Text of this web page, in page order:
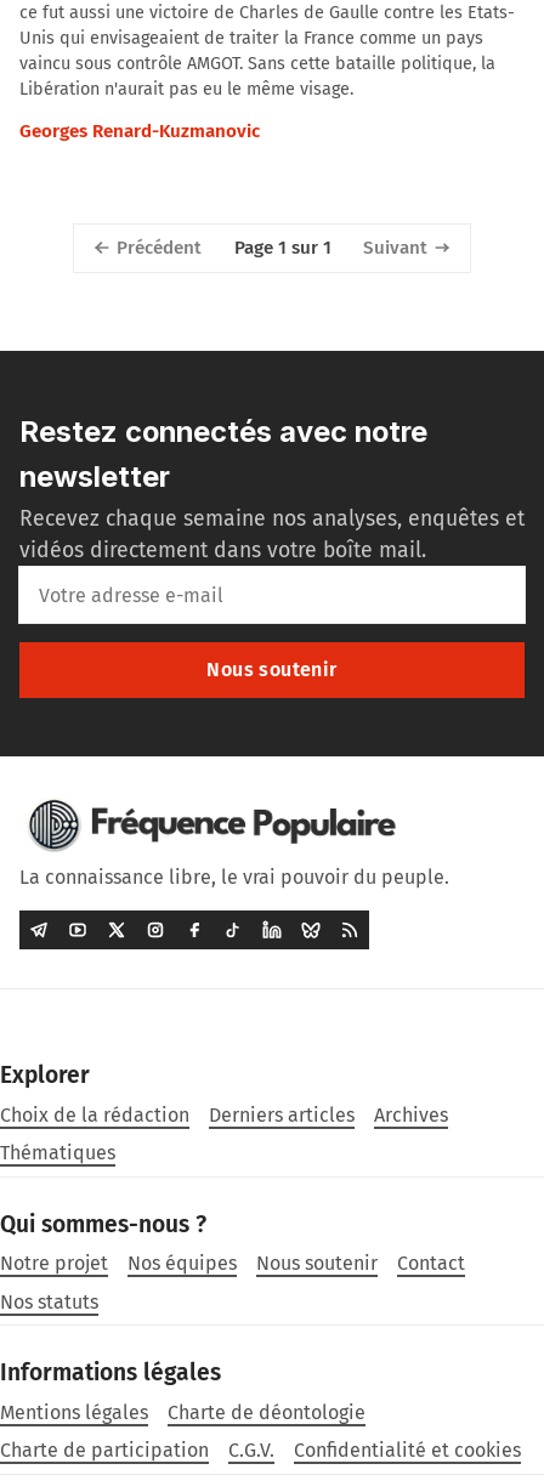
ce fut aussi une victoire de Charles de Gaulle contre les Etats-
Unis qui envisageaient de traiter la France comme un pays
vaincu sous contrôle AMGOT. Sans cette bataille politique, la
Libération n'aurait pas eu le même visage.
Georges Renard-Kuzmanovic
Précédent Page 1 sur 1 Suivant
Restez connectés avec notre
newsletter
Recevez chaque semaine nos analyses, enquêtes et
vidéos directement dans votre boîte mail.
Nous soutenir
La connaissance libre, le vrai pouvoir du peuple.
Explorer
Choix de la rédaction Derniers articles
Archives
Thématiques
Qui sommes-nous ?
Notre projet Nos équipes Nous soutenir
Contact
Nos statuts
Informations légales
Mentions légales
Charte de déontologie
Charte de participation
C.G.V. Confidentialité et cookies